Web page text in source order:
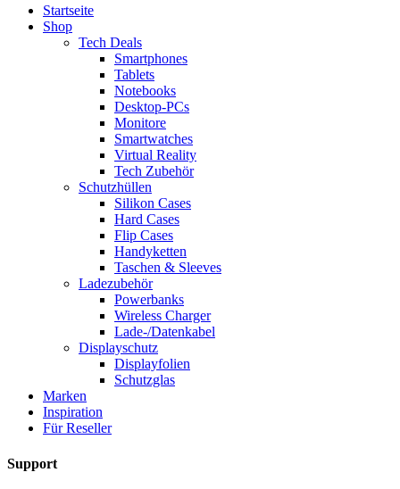
Startseite
Shop
Tech Deals
Smartphones
Tablets
Notebooks
Desktop-PCs
Monitore
Smartwatches
Virtual Reality
Tech Zubehör
Schutzhüllen
Silikon Cases
Hard Cases
Flip Cases
Handyketten
Taschen & Sleeves
Ladezubehör
Powerbanks
Wireless Charger
Lade-/Datenkabel
Displayschutz
Displayfolien
Schutzglas
Marken
Inspiration
Für Reseller
Support